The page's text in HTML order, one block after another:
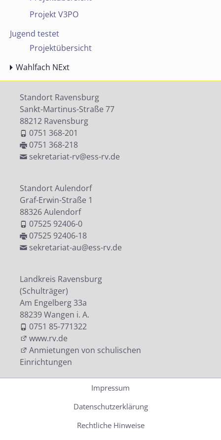
Projekt V3PO
Jugend testet
Projektübersicht
Wahlfach NExt
Standort Ravensburg
Sankt-Martinus-Straße 77
88212 Ravensburg
0751 368-201
0751 368-218
sekretariat-rv@ess-rv.de
Standort Aulendorf
Graf-Erwin-Straße 1
88326 Aulendorf
07525 92406-0
07525 92406-18
sekretariat-au@ess-rv.de
Landkreis Ravensburg
(Schulträger)
Am Engelberg 33a
88239 Wangen i. A.
0751 85-771322
www.rv.de
Anmietungen von schulischen
Einrichtungen
Impressum
Datenschutzerklärung
Rechtliche Hinweise